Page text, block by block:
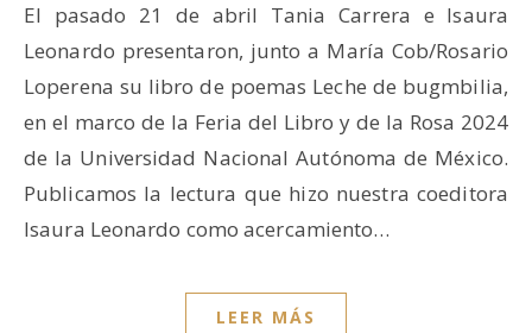
El pasado 21 de abril Tania Carrera e Isaura
Leonardo presentaron, junto a María Cob/Rosario
Loperena su libro de poemas Leche de bugmbilia,
en el marco de la Feria del Libro y de la Rosa 2024
de la Universidad Nacional Autónoma de México.
Publicamos la lectura que hizo nuestra coeditora
Isaura Leonardo como acercamiento…
LEER MÁS